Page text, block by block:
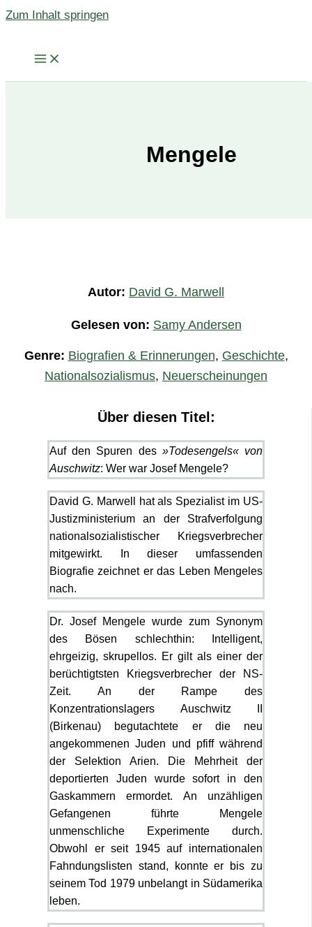
Zum Inhalt springen
Mengele
Autor: David G. Marwell
Gelesen von: Samy Andersen
Genre: Biografien & Erinnerungen, Geschichte,
Nationalsozialismus, Neuerscheinungen
Über diesen Titel:
Auf den Spuren des »Todesengels« von
Auschwitz: Wer war Josef Mengele?
David G. Marwell hat als Spezialist im US-
Justizministerium an der Strafverfolgung
nationalsozialistischer Kriegsverbrecher
mitgewirkt. In dieser umfassenden
Biografie zeichnet er das Leben Mengeles
nach.
Dr. Josef Mengele wurde zum Synonym
des Bösen schlechthin: Intelligent,
ehrgeizig, skrupellos. Er gilt als einer der
berüchtigtsten Kriegsverbrecher der NS-
Zeit. An der Rampe des
Konzentrationslagers Auschwitz II
(Birkenau) begutachtete er die neu
angekommenen Juden und pfiff während
der Selektion Arien. Die Mehrheit der
deportierten Juden wurde sofort in den
Gaskammern ermordet. An unzähligen
Gefangenen führte Mengele
unmenschliche Experimente durch.
Obwohl er seit 1945 auf internationalen
Fahndungslisten stand, konnte er bis zu
seinem Tod 1979 unbelangt in Südamerika
leben.